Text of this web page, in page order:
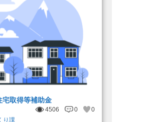
宅取得等補助金
4506 0
0
り課